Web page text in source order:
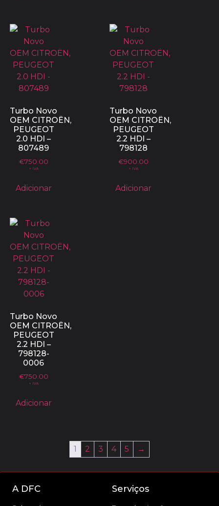
Turbo Novo
OEM CITROËN,
PEUGEOT
2.0 HDI –
807489
€750.00
+ IVA
Adicionar
Turbo Novo
OEM CITROËN,
PEUGEOT
2.2 HDI –
798128
€900.00
+ IVA
Adicionar
Turbo Novo
OEM CITROËN,
PEUGEOT
2.2 HDI –
798128-
0006
€750.00
+ IVA
Adicionar
1 2 3 4 5 →
A DFC Serviços